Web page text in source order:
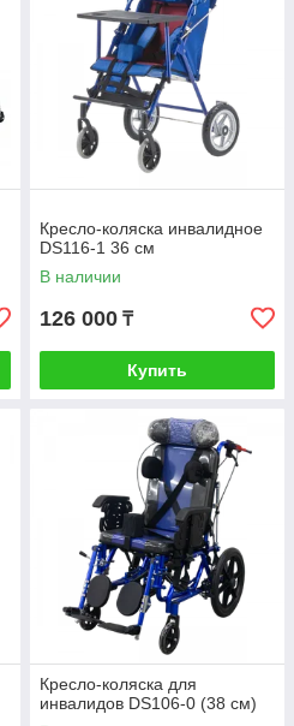
Кресло-коляска инвалидное
DS116-1 36 см
В наличии
126 000 ₸
Купить
Кресло-коляска для
инвалидов DS106-0 (38 см)